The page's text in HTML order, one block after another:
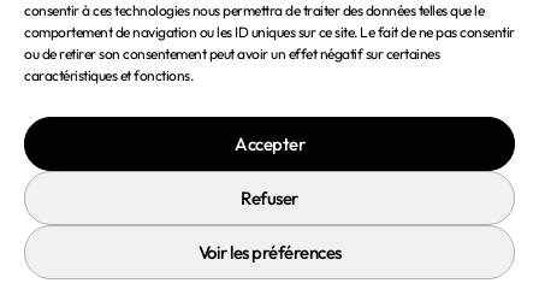
consentir à ces technologies nous permettra de traiter des données telles que le
comportement de navigation ou les ID uniques sur ce site. Le fait de ne pas consentir
ou de retirer son consentement peut avoir un effet négatif sur certaines
caractéristiques et fonctions.
Accepter
Refuser
Voir les préférences
Conditions générales d'utilisation
Conditions générales de vente
Politique de cookies
© 2026 Profession Carrossier - Tous droits réservés